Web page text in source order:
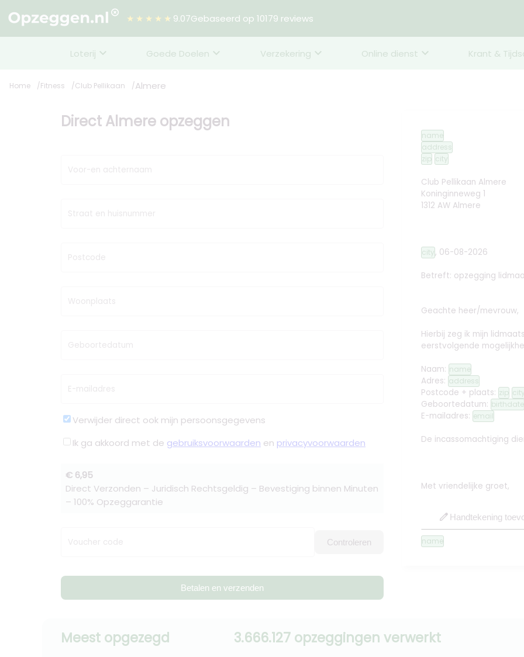
★★★★★ 9.07Gebaseerd op 10179 reviews
Loterij Goede Doelen Verzekering Online dienst Krant &
Home Fitness Club Pellikaan Almere
Direct Almere opzeggen
Voor-en achternaam
Straat en huisnummer
Postcode
Woonplaats
Geboortedatum
E-mailadres
Verwijder direct ook mijn persoonsgegevens
Ik ga akkoord met de gebruiksvoorwaarden en privacyvoorwaarden
€ 6,95
Direct Verzonden – Juridisch Rechtsgeldig – Bevestiging binnen Minuten
– 100% Opzeggarantie
Voucher code Controleren
Betalen en verzenden
name
address
zip city
Club Pellikaan Almere
Koninginneweg 1
1312 AW Almere
city, 06-08-2026
Betreft: opzegging
Geachte heer/mevrouw,
Hierbij zeg ik mijn
eerstvolgende
Naam: name
Adres: address
Postcode + plaats: zip city
Geboortedatum: birthdate
E-mailadres: email
De incassomachtiging
Met vriendelijke groet,
edit Handtekening
name
Meest opgezegd 3.666.127 opzeggingen verwerkt